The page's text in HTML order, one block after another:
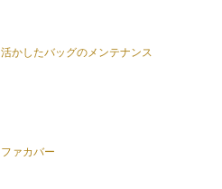
かしたバッグのメンテナンス
ァカバー